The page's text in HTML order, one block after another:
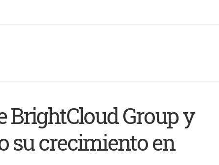
BrightCloud Group y
su crecimiento en